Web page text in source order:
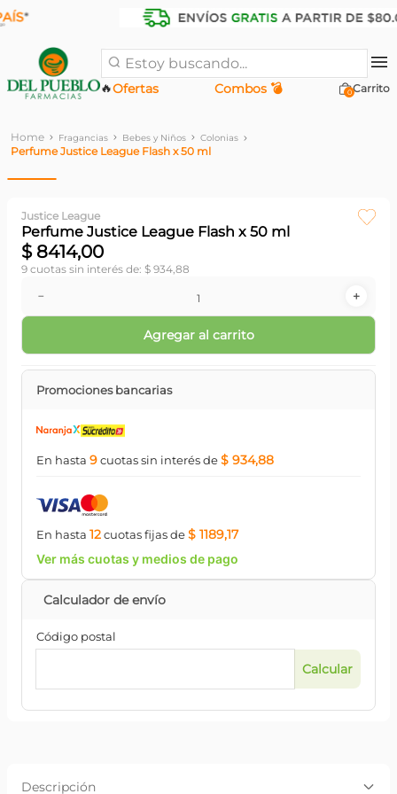
Estoy buscando...
Ofertas
🔥 Combos 💣 0
Fragancias Bebes y Niños Colonias
Perfume Justice League Flash x 50 ml
Justice League
Perfume Justice League Flash x 50 ml
$ 8414,00
9 cuotas sin interés de: $ 934,88
＋
－
Agregar al carrito
Promociones bancarias
En hasta 9cuotassin interésde$ 934,88
En hasta 12cuotasfijasde$ 1189,17
Ver más cuotas y medios de pago
Código postal
Descripción